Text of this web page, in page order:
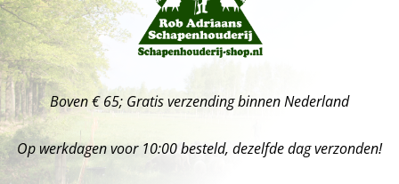
Boven € 65; Gratis verzending binnen Nederland
Op werkdagen voor 10:00 besteld, dezelfde dag verzonden!